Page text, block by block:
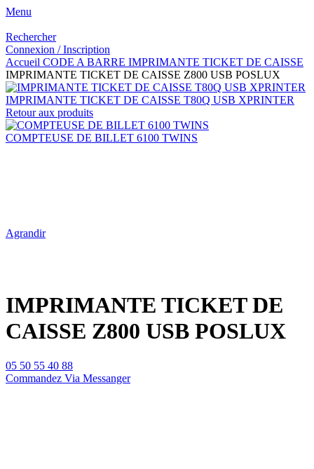
Menu
Rechercher
Connexion / Inscription
Accueil CODE A BARRE IMPRIMANTE TICKET DE CAISSE
IMPRIMANTE TICKET DE CAISSE Z800 USB POSLUX
IMPRIMANTE TICKET DE CAISSE T80Q USB XPRINTER
Retour aux produits
COMPTEUSE DE BILLET 6100 TWINS
Agrandir
IMPRIMANTE TICKET DE
CAISSE Z800 USB POSLUX
05 50 55 40 88
Commandez Via Messanger